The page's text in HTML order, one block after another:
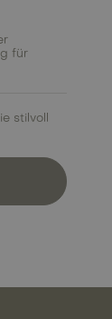
für
stilvoll